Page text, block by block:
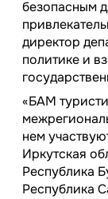
безопасным
директор
политике и
«БАМ
нем
Иркутская
Республика
Республика